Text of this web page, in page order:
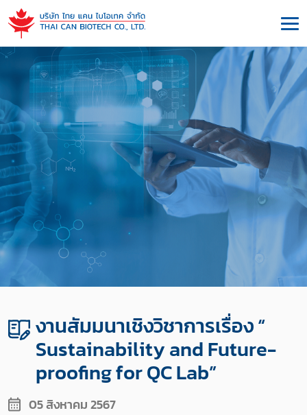
งานสัมมนาเชิงวิชาการเรื่อง “
Sustainability and Future-
proofing for QC Lab”
05 สิงหาคม 2567